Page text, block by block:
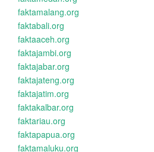
faktamalang.org
faktabali.org
faktaaceh.org
faktajambi.org
faktajabar.org
faktajateng.org
faktajatim.org
faktakalbar.org
faktariau.org
faktapapua.org
faktamaluku.org